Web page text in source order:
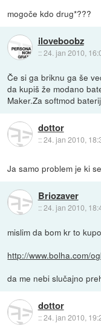
mogoče kdo drug*???
iloveboobz
::24. jan 2010,
Če si ga briknu ga še
da kupiš že modano
Maker.Za softmod
dottor
::24. jan 2010,
Ja samo problem je ki
Briozaver
::24. jan 2010,
mislim da bom kr to
http://www.bolha.com/
da me nebi slučajno
dottor
::24. jan 2010,